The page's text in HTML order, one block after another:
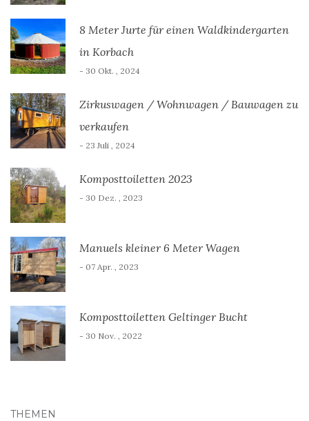
8 Meter Jurte für einen Waldkindergarten
in Korbach
- 30 Okt. , 2024
Zirkuswagen / Wohnwagen / Bauwagen zu
verkaufen
- 23 Juli , 2024
Komposttoiletten 2023
- 30 Dez. , 2023
Manuels kleiner 6 Meter Wagen
- 07 Apr. , 2023
Komposttoiletten Geltinger Bucht
- 30 Nov. , 2022
THEMEN